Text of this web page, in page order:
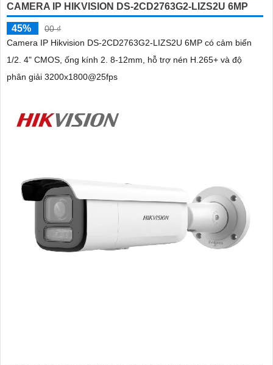
CAMERA IP HIKVISION DS-2CD2763G2-LIZS2U 6MP
45%
00 ₫
Camera IP Hikvision DS-2CD2763G2-LIZS2U 6MP có cảm biến
1/2. 4" CMOS, ống kính 2. 8-12mm, hỗ trợ nén H.265+ và độ
phân giải 3200x1800@25fps